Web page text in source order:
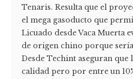
Tenaris. Resulta que el
el mega gasoducto que
Licuado desde Vaca Muerta
de origen chino porque
Desde Techint aseguran que
calidad pero por entre un